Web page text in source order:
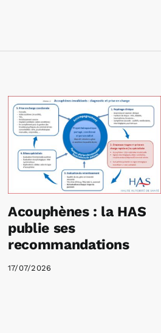
Acouphènes : la HAS
publie ses
recommandations
17/07/2026